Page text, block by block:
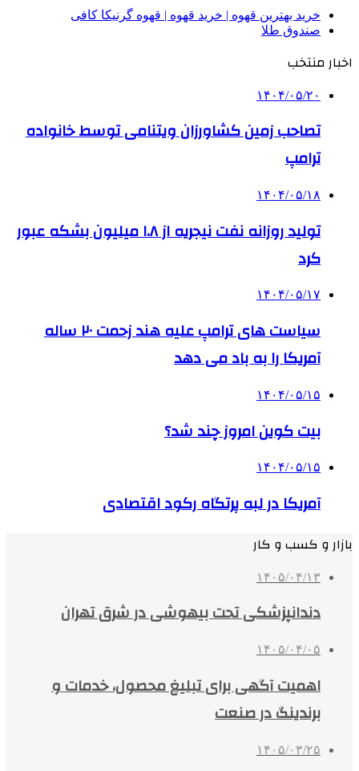
خرید بهترین قهوه | خرید قهوه | قهوه گرنیکا کافی
صندوق طلا
اخبار منتخب
۱۴۰۴/۰۵/۲۰
تصاحب زمین کشاورزان ویتنامی توسط خانواده
ترامپ
۱۴۰۴/۰۵/۱۸
تولید روزانه نفت نیجریه از ۱.۸ میلیون بشکه عبور
کرد
۱۴۰۴/۰۵/۱۷
سیاست های ترامپ علیه هند زحمت ۲۰ ساله
آمریکا را به باد می دهد
۱۴۰۴/۰۵/۱۵
بیت کوین امروز چند شد؟
۱۴۰۴/۰۵/۱۵
آمریکا در لبه پرتگاه رکود اقتصادی
بازار و کسب و کار
۱۴۰۵/۰۴/۱۳
دندانپزشکی تحت بیهوشی در شرق تهران
۱۴۰۵/۰۴/۰۵
اهمیت آگهی برای تبلیغ محصول، خدمات و
برندینگ در صنعت
۱۴۰۵/۰۳/۲۵